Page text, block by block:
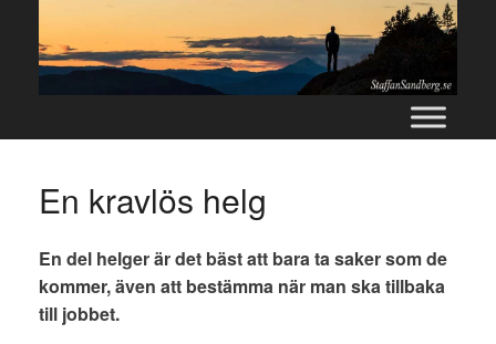
content
En kravlös helg
En del helger är det bäst att bara ta saker som de
kommer, även att bestämma när man ska tillbaka
till jobbet.